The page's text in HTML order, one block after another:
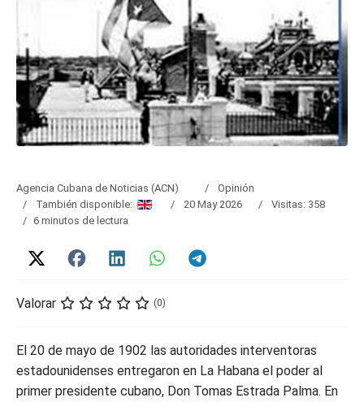
Agencia Cubana de Noticias (ACN)
Opinión
También disponible:
20 May 2026
Visitas: 358
6 minutos de lectura
Valorar (0)
El 20 de mayo de 1902 las autoridades interventoras
estadounidenses entregaron en La Habana el poder al
primer presidente cubano, Don Tomas Estrada Palma. En